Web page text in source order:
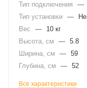
Тип подключения —
Тип установки —
Вес
—
10 кг
Высота, см
— 5.8
Ширина, см
— 59
Глубина, см
— 52
Все характеристики